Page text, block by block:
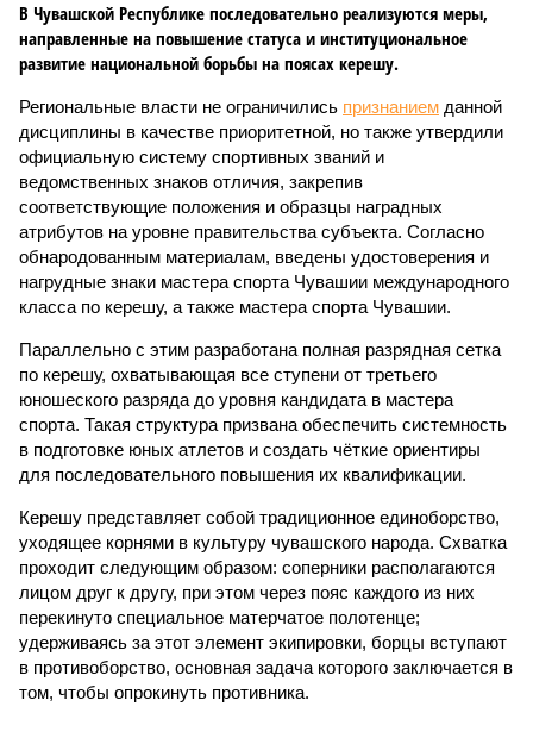
В Чувашской Республике последовательно реализуются меры,
направленные на повышение статуса и институциональное
развитие национальной борьбы на поясах керешу.
Региональные власти не ограничились признанием данной
дисциплины в качестве приоритетной, но также утвердили
официальную систему спортивных званий и
ведомственных знаков отличия, закрепив
соответствующие положения и образцы наградных
атрибутов на уровне правительства субъекта. Согласно
обнародованным материалам, введены удостоверения и
нагрудные знаки мастера спорта Чувашии международного
класса по керешу, а также мастера спорта Чувашии.
Параллельно с этим разработана полная разрядная сетка
по керешу, охватывающая все ступени от третьего
юношеского разряда до уровня кандидата в мастера
спорта. Такая структура призвана обеспечить системность
в подготовке юных атлетов и создать чёткие ориентиры
для последовательного повышения их квалификации.
Керешу представляет собой традиционное единоборство,
уходящее корнями в культуру чувашского народа. Схватка
проходит следующим образом: соперники располагаются
лицом друг к другу, при этом через пояс каждого из них
перекинуто специальное матерчатое полотенце;
удерживаясь за этот элемент экипировки, борцы вступают
в противоборство, основная задача которого заключается в
том, чтобы опрокинуть противника.